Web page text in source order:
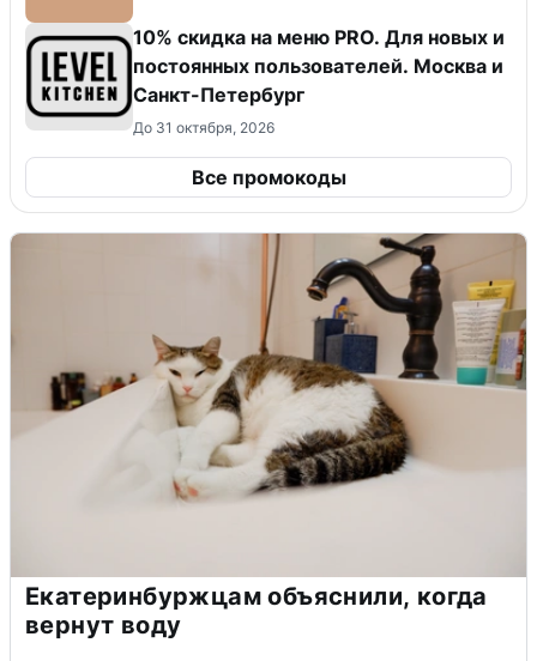
10% скидка на меню PRO. Для новых и
постоянных пользователей. Москва и
Санкт-Петербург
До 31 октября, 2026
Все промокоды
Екатеринбуржцам объяснили, когда
вернут воду